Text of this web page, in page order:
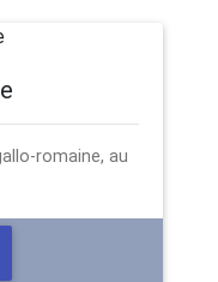
romaine, au